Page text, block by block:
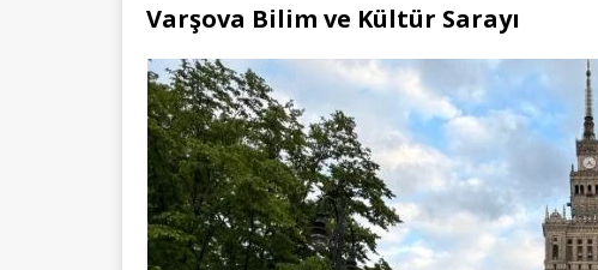
Varşova Bilim ve Kültür Sarayı